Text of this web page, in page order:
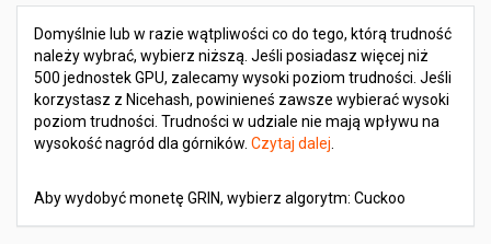
Domyślnie lub w razie wątpliwości co do tego, którą trudność
należy wybrać, wybierz niższą. Jeśli posiadasz więcej niż
500 jednostek GPU, zalecamy wysoki poziom trudności. Jeśli
korzystasz z Nicehash, powinieneś zawsze wybierać wysoki
poziom trudności. Trudności w udziale nie mają wpływu na
wysokość nagród dla górników. Czytaj dalej
Aby wydobyć monetę GRIN, wybierz algorytm: Cuckoo